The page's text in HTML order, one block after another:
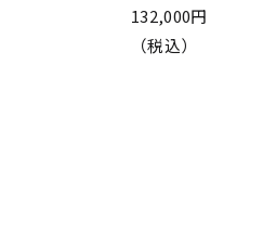
132,000円
（税込）